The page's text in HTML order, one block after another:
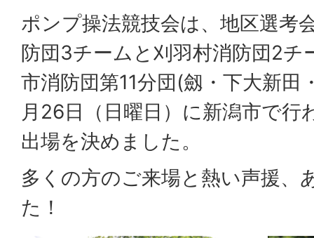
ポンプ操法競技会は、地区選考
防団3チームと刈羽村消防団2チ
市消防団第11分団(劔・下大新田
月26日（日曜日）に新潟市で行
出場を決めました。
多くの方のご来場と熱い声援、
た！